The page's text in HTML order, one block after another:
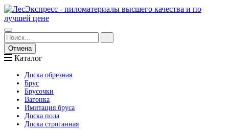
Отмена
Каталог
Доска обрезная
Брус
Брусочки
Вагонка
Имитация бруса
Доска пола
Доска строганная